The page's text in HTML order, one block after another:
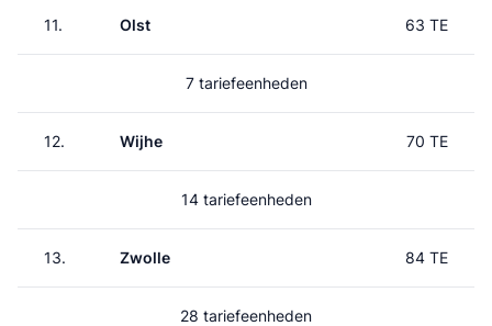
11. Olst 63 TE
7 tariefeenheden
12. Wijhe 70 TE
14 tariefeenheden
13. Zwolle 84 TE
28 tariefeenheden